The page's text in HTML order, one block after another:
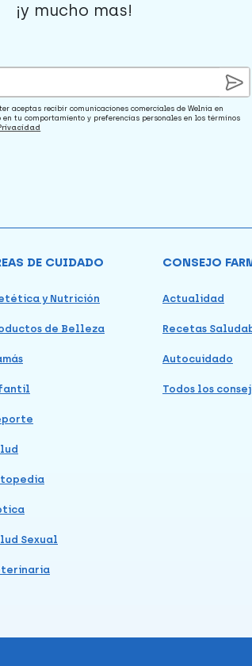
¡y mucho mas!
aceptas recibir comunicaciones comerciales de Welnia en
tu comportamiento y preferencias personales en los términos
DE CUIDADO
y Nutrición
de Belleza
Sexual
CONSEJO
Actualidad
Recetas
Autocuidado
Todos los